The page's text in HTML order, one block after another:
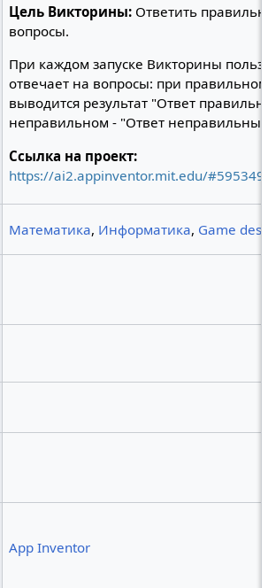
Цель Викторины: Ответить
вопросы.
При каждом запуске Викторины
отвечает на вопросы: при
выводится результат "Ответ
неправильном - "Ответ
Ссылка на проект:
https://ai2.appinventor.mit.edu/
Математика, Информатика, Game
App Inventor